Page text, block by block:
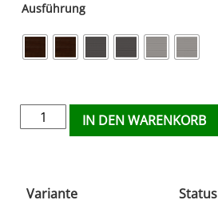
Ausführung
IN DEN WARENKORB
Variante
Status